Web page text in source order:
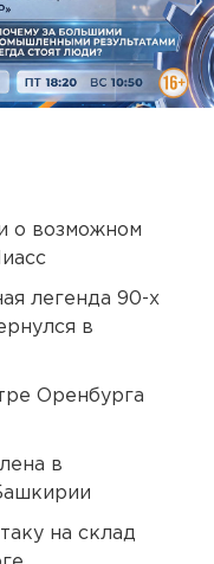
о возможном
легенда 90-х
в
Оренбурга
в
на склад